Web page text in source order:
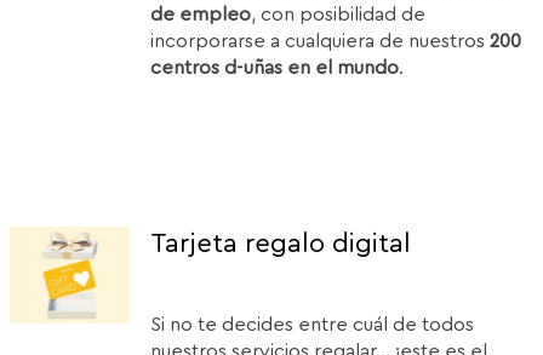
de empleo, con posibilidad de
incorporarse a cualquiera de nuestros200
centros d-uñas en el mundo.
Tarjeta regalo digital
Si no te decides entre cuál de todos